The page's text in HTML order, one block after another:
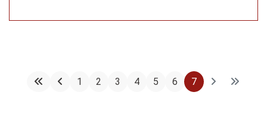
1 2 3 4 5 6 7